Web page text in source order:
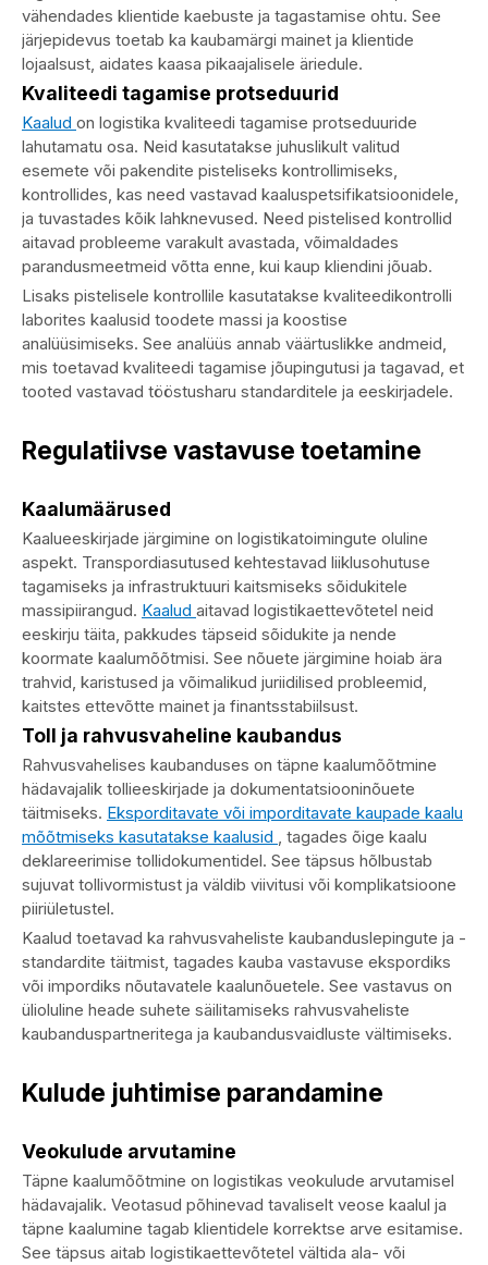
vähendades klientide kaebuste ja tagastamise ohtu. See
järjepidevus toetab ka kaubamärgi mainet ja klientide
lojaalsust, aidates kaasa pikaajalisele äriedule.
Kvaliteedi tagamise protseduurid
Kaalud on logistika kvaliteedi tagamise protseduuride
lahutamatu osa. Neid kasutatakse juhuslikult valitud
esemete või pakendite pisteliseks kontrollimiseks,
kontrollides, kas need vastavad kaaluspetsifikatsioonidele,
ja tuvastades kõik lahknevused. Need pistelised kontrollid
aitavad probleeme varakult avastada, võimaldades
parandusmeetmeid võtta enne, kui kaup kliendini jõuab.
Lisaks pistelisele kontrollile kasutatakse kvaliteedikontrolli
laborites kaalusid toodete massi ja koostise
analüüsimiseks. See analüüs annab väärtuslikke andmeid,
mis toetavad kvaliteedi tagamise jõupingutusi ja tagavad, et
tooted vastavad tööstusharu standarditele ja eeskirjadele.
Regulatiivse vastavuse toetamine
Kaalumäärused
Kaalueeskirjade järgimine on logistikatoimingute oluline
aspekt. Transpordiasutused kehtestavad liiklusohutuse
tagamiseks ja infrastruktuuri kaitsmiseks sõidukitele
massipiirangud. Kaalud aitavad logistikaettevõtetel neid
eeskirju täita, pakkudes täpseid sõidukite ja nende
koormate kaalumõõtmisi. See nõuete järgimine hoiab ära
trahvid, karistused ja võimalikud juriidilised probleemid,
kaitstes ettevõtte mainet ja finantsstabiilsust.
Toll ja rahvusvaheline kaubandus
Rahvusvahelises kaubanduses on täpne kaalumõõtmine
hädavajalik tollieeskirjade ja dokumentatsiooninõuete
täitmiseks. Eksporditavate või imporditavate kaupade kaalu
mõõtmiseks kasutatakse kaalusid , tagades õige kaalu
deklareerimise tollidokumentidel. See täpsus hõlbustab
sujuvat tollivormistust ja väldib viivitusi või komplikatsioone
piiriületustel.
Kaalud toetavad ka rahvusvaheliste kaubanduslepingute ja -
standardite täitmist, tagades kauba vastavuse ekspordiks
või impordiks nõutavatele kaalunõuetele. See vastavus on
ülioluline heade suhete säilitamiseks rahvusvaheliste
kaubanduspartneritega ja kaubandusvaidluste vältimiseks.
Kulude juhtimise parandamine
Veokulude arvutamine
Täpne kaalumõõtmine on logistikas veokulude arvutamisel
hädavajalik. Veotasud põhinevad tavaliselt veose kaalul ja
täpne kaalumine tagab klientidele korrektse arve esitamise.
See täpsus aitab logistikaettevõtetel vältida ala- või